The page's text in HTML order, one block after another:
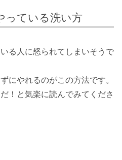
っている洗い方
る人に怒られてしまいそうで
にやれるのがこの方法です。
！と気楽に読んでみてくださ